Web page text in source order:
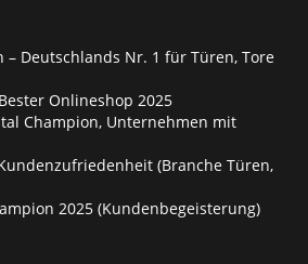
– Deutschlands Nr. 1 für Türen, Tore
Onlineshop 2025
Champion, Unternehmen mit
(Branche Türen,
2025 (Kundenbegeisterung)